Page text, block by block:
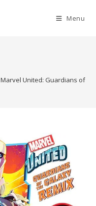
Menu
Marvel United: Guardians of